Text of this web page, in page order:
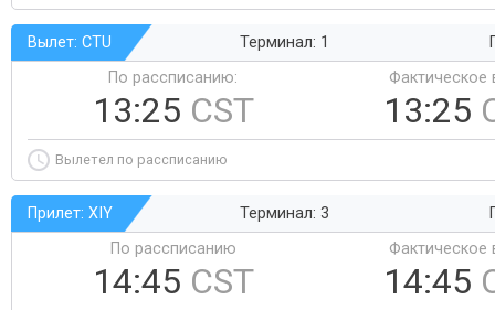
Вылет: CTU Терминал: 1
По рассписанию:
13:25 CST
Фактическое
13:25
Вылетел по рассписанию
Прилет: XIY Терминал: 3
По рассписанию
14:45 CST
Фактическое
14:45